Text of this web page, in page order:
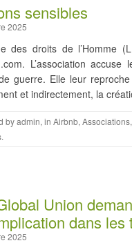
sensibles
2025
des droits de l’Homme
L’association
guerre. Elle leur
et indirectement, la
byadmin, in Airbnb, Associations,
.
Union
dans
2025